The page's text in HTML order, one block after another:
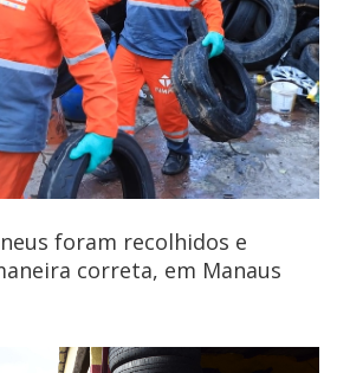
foram recolhidos e
correta, em Manaus